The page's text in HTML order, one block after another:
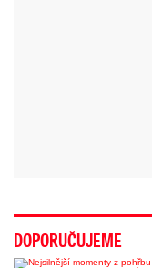
DOPORUČUJEME